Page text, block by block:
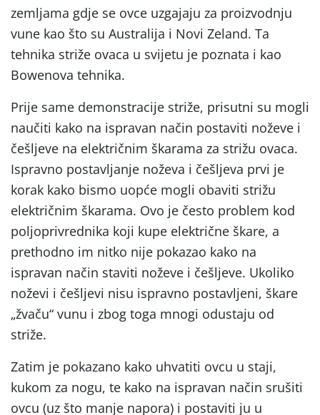
zemljama gdje se ovce uzgajaju za proizvodnju
vune kao što su Australija i Novi Zeland. Ta
tehnika striže ovaca u svijetu je poznata i kao
Bowenova tehnika.
Prije same demonstracije striže, prisutni su mogli
naučiti kako na ispravan način postaviti noževe i
češljeve na električnim škarama za strižu ovaca.
Ispravno postavljanje noževa i češljeva prvi je
korak kako bismo uopće mogli obaviti strižu
električnim škarama. Ovo je često problem kod
poljoprivrednika koji kupe električne škare, a
prethodno im nitko nije pokazao kako na
ispravan način staviti noževe i češljeve. Ukoliko
noževi i češljevi nisu ispravno postavljeni, škare
„žvaču“ vunu i zbog toga mnogi odustaju od
striže.
Zatim je pokazano kako uhvatiti ovcu u staji,
kukom za nogu, te kako na ispravan način srušiti
ovcu (uz što manje napora) i postaviti ju u